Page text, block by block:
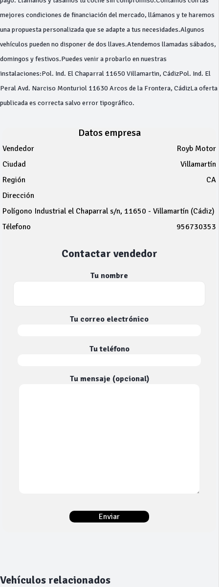
mejores condiciones de financiación del mercado, llámanos y te haremos
una propuesta personalizada que se adapte a tus necesidades.Algunos
vehículos pueden no disponer de dos llaves.Atendemos llamadas sábados,
domingos y festivos.Puedes venir a probarlo en nuestras
instalaciones:Pol. Ind. El Chaparral 11650 Villamartin, CádizPol. Ind. El
Peral Avd. Narciso Monturiol 11630 Arcos de la Frontera, CádizLa oferta
publicada es correcta salvo error tipográfico.
Datos empresa
Vendedor
Royb Motor
Ciudad
Villamartín
Región
CA
Dirección
Polígono Industrial el Chaparral s/n, 11650 - Villamartín (Cádiz)
Télefono
956730353
Contactar vendedor
Tu nombre
Tu correo electrónico
Tu teléfono
Tu mensaje (opcional)
Vehículos relacionados